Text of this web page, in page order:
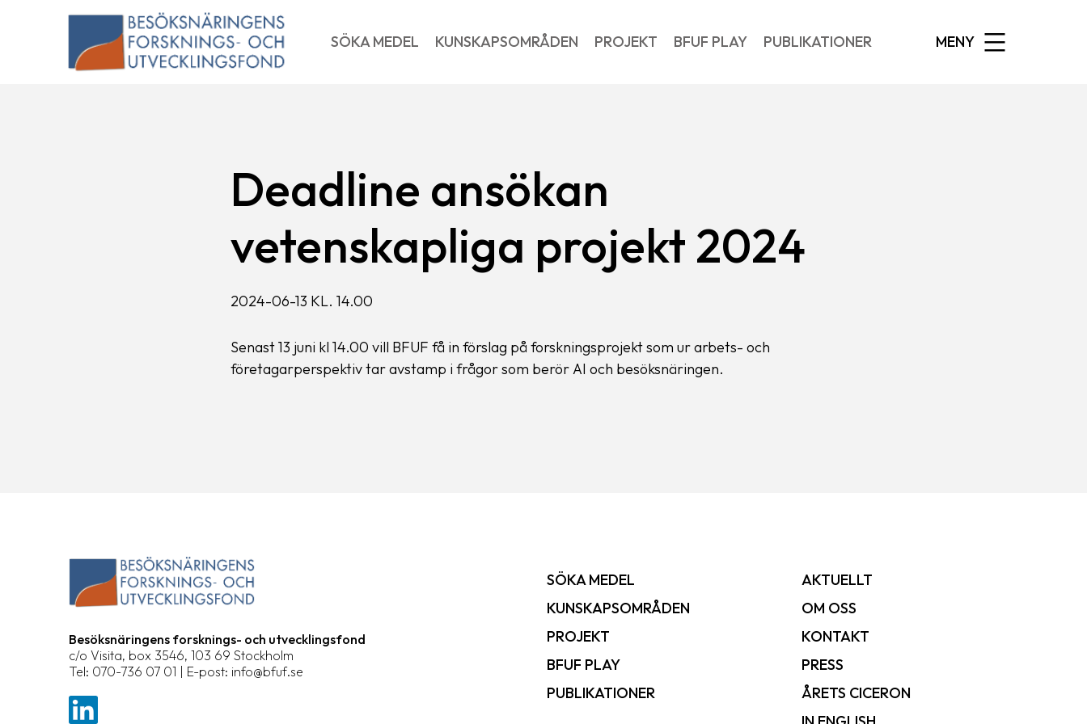
SÖKA MEDEL KUNSKAPSOMRÅDEN PROJEKT BFUF PLAY PUBLIKATIONER MENY
EXPANDED
Deadline ansökan
vetenskapliga projekt 2024
2024-06-13 KL. 14.00
Senast 13 juni kl 14.00 vill BFUF få in förslag på forskningsprojekt som ur arbets- och
företagarperspektiv tar avstamp i frågor som berör AI och besöksnäringen.
Besöksnäringens forsknings- och utvecklingsfond
c/o Visita, box 3546, 103 69 Stockholm
Tel: 070-736 07 01 | E-post: info@bfuf.se
SÖKA MEDEL
KUNSKAPSOMRÅDEN
PROJEKT
BFUF PLAY
PUBLIKATIONER
AKTUELLT
OM OSS
KONTAKT
PRESS
ÅRETS CICERON